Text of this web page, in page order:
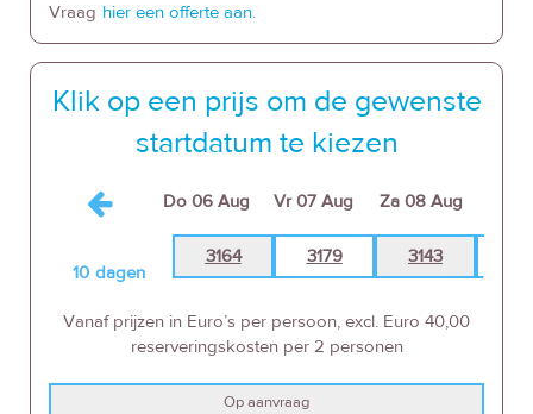
Vraag hier een offerte aan.
Klik op een prijs om de gewenste
startdatum te kiezen
Do 06 Aug Vr07 Aug Za 08 Aug
10 dagen
3164 3179 3143
Vanaf prijzen in Euro’s per persoon, excl. Euro 40,00
reserveringskosten per 2 personen
Op aanvraag